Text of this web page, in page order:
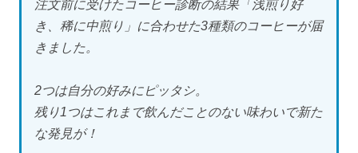
注文前に受けたコーヒー診断の結果「浅煎り好
き、稀に中煎り」に合わせた3種類のコーヒーが届
きました。
2つは自分の好みにピッタシ。
残り1つはこれまで飲んだことのない味わいで新た
な発見が！